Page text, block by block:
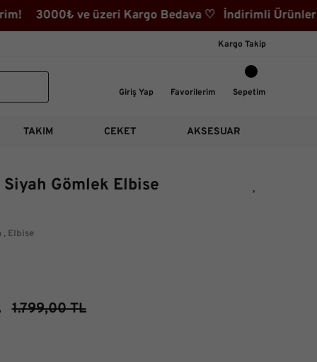
ve üzeri Kargo Bedava ♡ İndirimli
Kargo Takip
Giriş Yap Favorilerim Sepetim
TAKIM CEKET AKSESUAR
Gömlek Elbise
, Elbise
1.799,00 TL